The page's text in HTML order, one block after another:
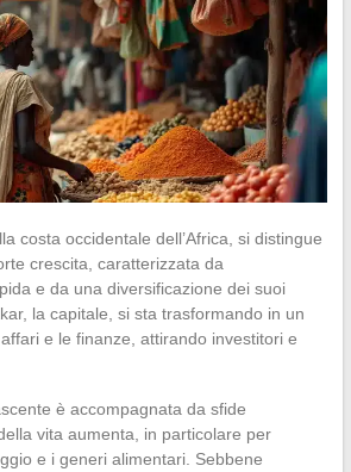
costa occidentale dell’Africa, si distingue
crescita, caratterizzata da
e da una diversificazione dei suoi
la capitale, si sta trasformando in un
e le finanze, attirando investitori e
è accompagnata da sfide
vita aumenta, in particolare per
e i generi alimentari. Sebbene